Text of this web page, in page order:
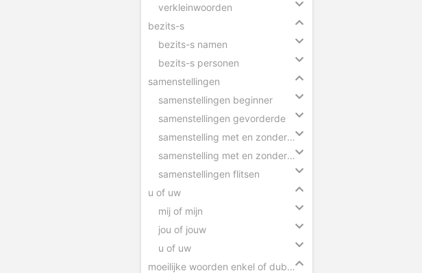
verkleinwoorden
bezits-s
bezits-s namen
bezits-s personen
samenstellingen
samenstellingen beginner
samenstellingen gevorderde
samenstelling met en zonder tussen-s
samenstelling met en zonder koppelteken
samenstellingen flitsen
u of uw
mij of mijn
jou of jouw
u of uw
moeilijke woorden enkel of dubbel